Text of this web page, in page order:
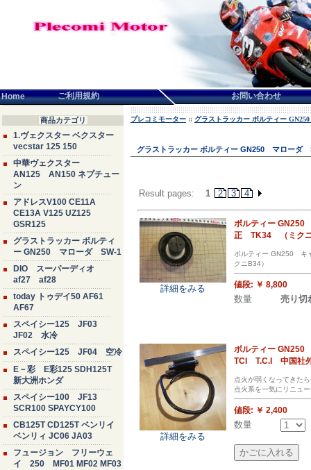
Home ご利用規約 お問い合わせ
商品カテゴリ
1.ヴェクスター ベクスター
vecstar 125 150
中華ヴェクスター
AN125 AN150 ネプチュー
ン
アドレスV100 CE11A
CE13A V125 UZ125
GSR125
グラストラッカー ボルティ
ー GN250 マローダ SW-1
DIO スーパーディオ
af27 af28
today トゥデイ50 AF61
AF67
スペイシー125 JF03
JF02 水冷
スペイシー125 JF04 空冷
E－彩 E彩125 SDH125T
新大洲ホンダ
スペイシー100 JF13
SCR100 SPAYCY100
CB125T CD125T ベンリイ
ベンリィ JC06 JA03
フュージョン フリーウェ
イ 250 MF01 MF02 MF03
プレコミモーター :: グラストラッカー ボルティー
グラストラッカー ボルティー GN250 マローダ
Result pages: 1 2 3 4
詳細をみる
ボルティー
正 TK34 （ミク
ボルティー GN250
クニB34）
値段: ￥ 8,800
数量 売り切
詳細をみる
ボルティー
TCI T.C.I 中国社
点火が弱くなってきた
点火系を一気にリニュ
値段: ￥ 2,400
数量